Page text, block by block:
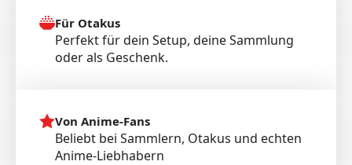
Für Otakus
Perfekt für dein Setup, deine Sammlung
oder als Geschenk.
Von Anime-Fans
Beliebt bei Sammlern, Otakus und echten
Anime-Liebhabern